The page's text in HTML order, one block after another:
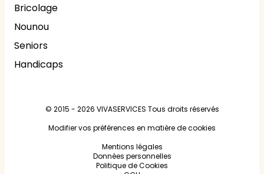
Bricolage
Nounou
Seniors
Handicaps
© 2015 - 2026 VIVASERVICES Tous droits réservés
Modifier vos préférences en matière de cookies
Mentions légales
Données personnelles
Politique de Cookies